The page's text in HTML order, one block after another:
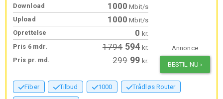
Download 1000 Mbit/s
Upload
1000 Mbit/s
Oprettelse
0 kr.
Pris 6 mdr.
1794 594 kr.
Pris pr. md.
299 99 kr.
Annonce
BESTIL NU ›
Fiber Tilbud 1000 Trådløs Router